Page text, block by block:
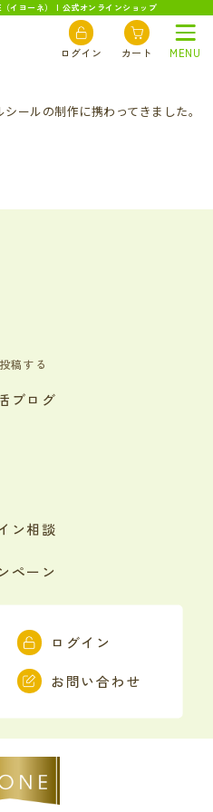
イヨーネ） | 公式オンラインショップ
ログイン カート MENU
ールの制作に携わってきました。
稿する
ブログ
ン相談
ペーン
ログイン
お問い合わせ